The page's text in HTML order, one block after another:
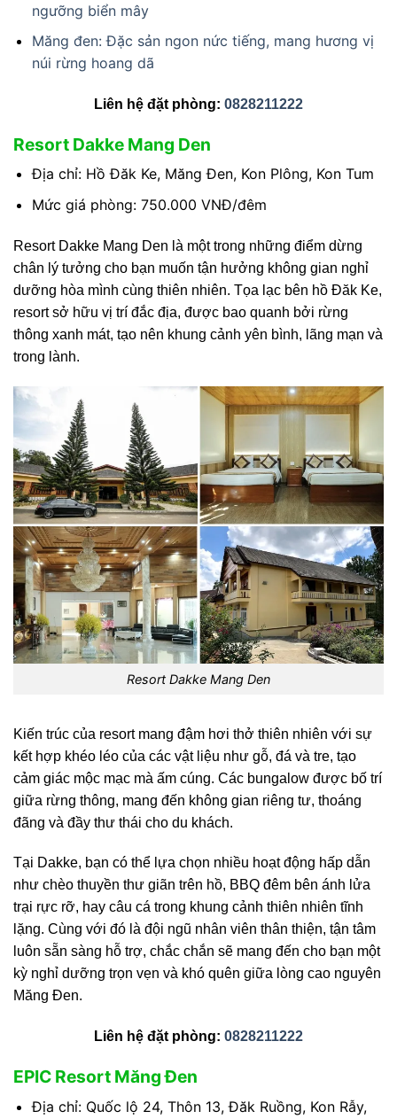
ngưỡng biển mây
Măng đen: Đặc sản ngon nức tiếng, mang hương vị
núi rừng hoang dã
Liên hệ đặt phòng: 0828211222
Resort Dakke Mang Den
Địa chỉ: Hồ Đăk Ke, Măng Đen, Kon Plông, Kon Tum
Mức giá phòng: 750.000 VNĐ/đêm
Resort Dakke Mang Den là một trong những điểm dừng
chân lý tưởng cho bạn muốn tận hưởng không gian nghỉ
dưỡng hòa mình cùng thiên nhiên. Tọa lạc bên hồ Đăk Ke,
resort sở hữu vị trí đắc địa, được bao quanh bởi rừng
thông xanh mát, tạo nên khung cảnh yên bình, lãng mạn và
trong lành.
Resort Dakke Mang Den
Kiến trúc của resort mang đậm hơi thở thiên nhiên với sự
kết hợp khéo léo của các vật liệu như gỗ, đá và tre, tạo
cảm giác mộc mạc mà ấm cúng. Các bungalow được bố trí
giữa rừng thông, mang đến không gian riêng tư, thoáng
đãng và đầy thư thái cho du khách.
Tại Dakke, bạn có thể lựa chọn nhiều hoạt động hấp dẫn
như chèo thuyền thư giãn trên hồ, BBQ đêm bên ánh lửa
trại rực rỡ, hay câu cá trong khung cảnh thiên nhiên tĩnh
lặng. Cùng với đó là đội ngũ nhân viên thân thiện, tận tâm
luôn sẵn sàng hỗ trợ, chắc chắn sẽ mang đến cho bạn một
kỳ nghỉ dưỡng trọn vẹn và khó quên giữa lòng cao nguyên
Măng Đen.
Liên hệ đặt phòng: 0828211222
EPIC Resort Măng Đen
Địa chỉ: Quốc lộ 24, Thôn 13, Đăk Ruồng, Kon Rẫy,